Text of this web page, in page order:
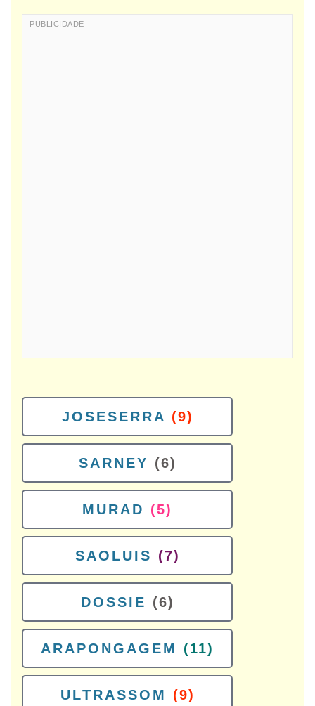
JOSESERRA (9)
SARNEY (6)
MURAD (5)
SAOLUIS (7)
DOSSIE (6)
ARAPONGAGEM (11)
ULTRASSOM (9)